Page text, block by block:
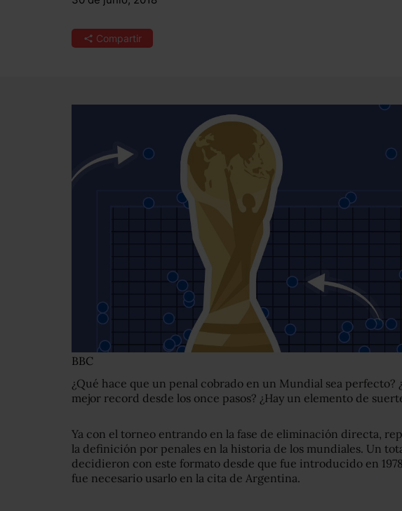
Compartir
BBC
¿Qué hace que un penal cobrado en un Mundial sea perfecto?
mejor record desde los once pasos? ¿Hay un elemento de
Ya con el torneo entrando en la fase de eliminación directa,
la definición por penales en la historia de los mundiales. Un
decidieron con este formato desde que fue introducido en
fue necesario usarlo en la cita de Argentina.